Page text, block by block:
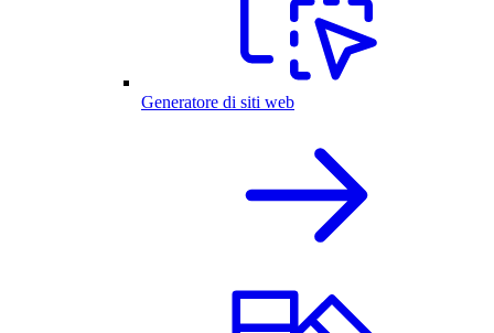
Generatore di siti web